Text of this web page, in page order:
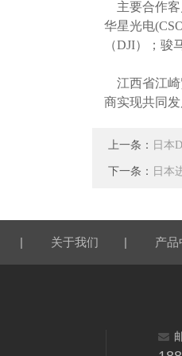
主要合作
华星光电
（DJI）；
江西省江
商实现共同
上一条： 日本
下一条： 日本
| 关于我们 | 产品